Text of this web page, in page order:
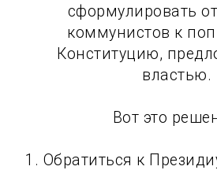
сформулировать
коммунистов к
Конституцию,
властью.
Вот это
1. Обратиться к